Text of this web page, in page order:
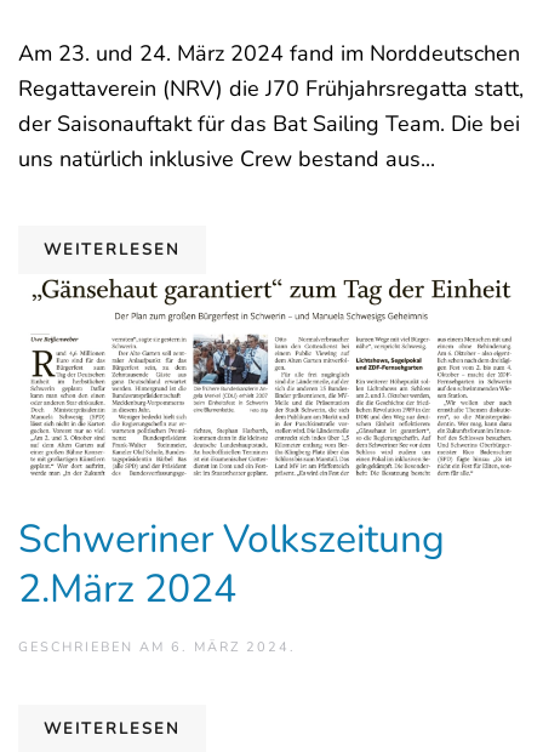
Am 23. und 24. März 2024 fand im Norddeutschen
Regattaverein (NRV) die J70 Frühjahrsregatta statt,
der Saisonauftakt für das Bat Sailing Team. Die bei
uns natürlich inklusive Crew bestand aus...
WEITERLESEN
Schweriner Volkszeitung
2.März 2024
GESCHRIEBEN AM 6. MÄRZ 2024 .
WEITERLESEN